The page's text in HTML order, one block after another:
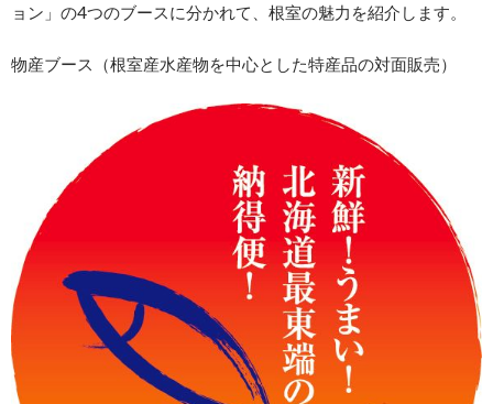
ョン」の4つのブースに分かれて、根室の魅力を紹介します。
物産ブース（根室産水産物を中心とした特産品の対面販売）